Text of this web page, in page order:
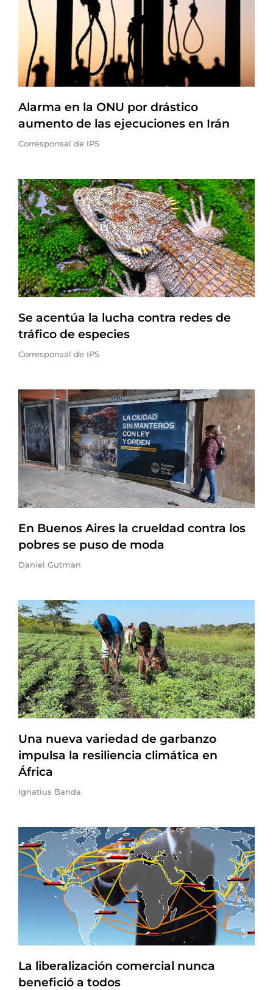
Alarma en la ONU por drástico
aumento de las ejecuciones en Irán
Corresponsal de IPS
Se acentúa la lucha contra redes de
tráfico de especies
Corresponsal de IPS
En Buenos Aires la crueldad contra los
pobres se puso de moda
Daniel Gutman
Una nueva variedad de garbanzo
impulsa la resiliencia climática en
África
Ignatius Banda
La liberalización comercial nunca
benefició a todos